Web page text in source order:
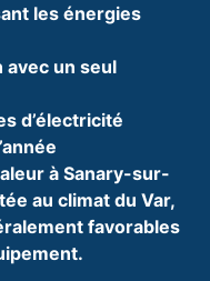
les énergies
avec un seul
d’électricité
à Sanary-sur-
au climat du Var,
favorables